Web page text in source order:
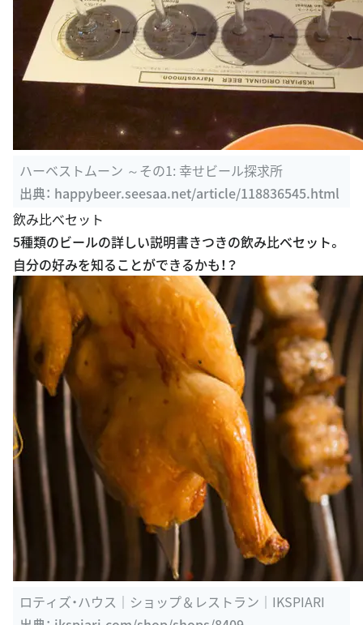
ハーベストムーン ～その1: 幸せビール探求所
出典： happybeer.seesaa.net/article/118836545.html
飲み比べセット
5種類のビールの詳しい説明書きつきの飲み比べセット。
自分の好みを知ることができるかも！？
ロティズ・ハウス｜ショップ＆レストラン｜IKSPIARI